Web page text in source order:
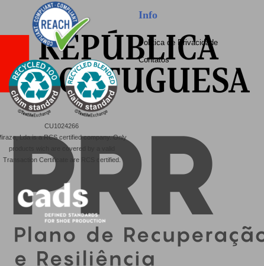
CU1024266
Lda is a RCS certified company. Only
products wich are covered by a valid
Transaction Certificate are RCS certified.
Info
Política de Privacidade
Contatos